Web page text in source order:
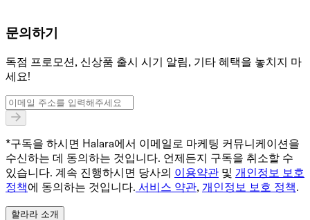
문의하기
독점 프로모션, 신상품 출시 시기 알림, 기타 혜택을 놓치지 마
세요!
*구독을 하시면 Halara에서 이메일로 마케팅 커뮤니케이션을
수신하는 데 동의하는 것입니다. 언제든지 구독을 취소할 수
있습니다. 계속 진행하시면 당사의 이용약관 및 개인정보 보호
정책에 동의하는 것입니다. 서비스 약관, 개인정보 보호 정책.
할라라 소개